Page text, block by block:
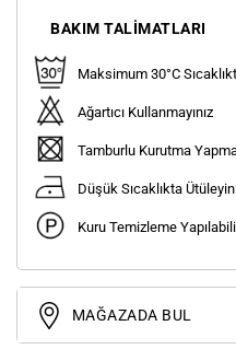
BAKIM TALIMATLARI
Maksimum 30°C
Ağartıcı Kullanmayınız
Tamburlu Kurutma
Düşük Sıcaklıkta
Kuru Temizleme
MAĞAZADA BUL